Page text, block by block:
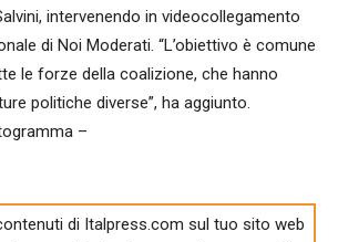
intervenendo in videocollegamento
di Noi Moderati. “L’obiettivo è comune
le forze della coalizione, che hanno
politiche diverse”, ha aggiunto.
–
di Italpress.com sul tuo sito web